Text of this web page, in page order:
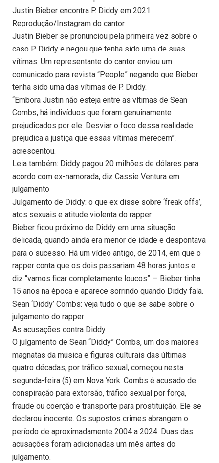
Justin Bieber encontra P. Diddy em 2021
Reprodução/Instagram do cantor
Justin Bieber se pronunciou pela primeira vez sobre o
caso P. Diddy e negou que tenha sido uma de suas
vítimas. Um representante do cantor enviou um
comunicado para revista “People” negando que Bieber
tenha sido uma das vítimas de P. Diddy.
“Embora Justin não esteja entre as vítimas de Sean
Combs, há indivíduos que foram genuinamente
prejudicados por ele. Desviar o foco dessa realidade
prejudica a justiça que essas vítimas merecem”,
acrescentou.
Leia também: Diddy pagou 20 milhões de dólares para
acordo com ex-namorada, diz Cassie Ventura em
julgamento
Julgamento de Diddy: o que ex disse sobre ‘freak offs’,
atos sexuais e atitude violenta do rapper
Bieber ficou próximo de Diddy em uma situação
delicada, quando ainda era menor de idade e despontava
para o sucesso. Há um vídeo antigo, de 2014, em que o
rapper conta que os dois passariam 48 horas juntos e
diz “vamos ficar completamente loucos” — Bieber tinha
15 anos na época e aparece sorrindo quando Diddy fala.
Sean ‘Diddy’ Combs: veja tudo o que se sabe sobre o
julgamento do rapper
As acusações contra Diddy
O julgamento de Sean “Diddy” Combs, um dos maiores
magnatas da música e figuras culturais das últimas
quatro décadas, por tráfico sexual, começou nesta
segunda-feira (5) em Nova York. Combs é acusado de
conspiração para extorsão, tráfico sexual por força,
fraude ou coerção e transporte para prostituição. Ele se
declarou inocente. Os supostos crimes abrangem o
período de aproximadamente 2004 a 2024. Duas das
acusações foram adicionadas um mês antes do
julgamento.